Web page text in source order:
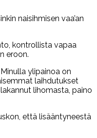
naisihmisen vaa’an
kontrollista vapaa
eroon.
ylipainoa on
laihdutukset
lihomasta, paino
että lisääntyneestä